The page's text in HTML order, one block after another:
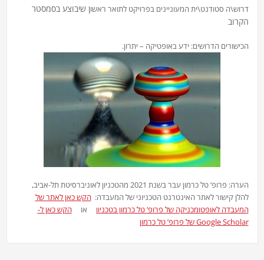
דרוש\ה סטודנט\ית המעוניינים בפרויקט לתואר ראשון שיבוצע בסמסטר
הקרוב
הכישורים הדרושים: ידע באופטיקה – יתרון.
הערה: פרופ’ טל כרמון עבר בשנת 2021 מהטכניון לאוניברסיטת תל-אביב,
להלן קישור לאתר האינטרנט הטכניוני של המעבדה:הקש כאן לאתר של
המעבדה לאופטומכניקה של פרופ’ טל כרמון בטכניון אוהקש כאן ל-
Google Scholar של פרופ’ טל כרמון